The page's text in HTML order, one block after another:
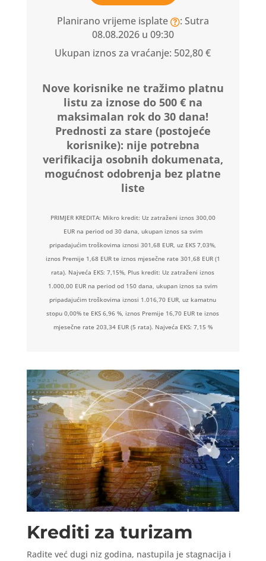
Planirano vrijeme isplate
: Sutra
08.08.2026 u 09:30
Ukupan iznos za vraćanje: 502,80 €
Nove korisnike ne tražimo platnu
listu za iznose do 500 € na
maksimalan rok do 30 dana!
Prednosti za stare (postojeće
korisnike): nije potrebna
verifikacija osobnih dokumenata,
mogućnost odobrenja bez platne
liste
PRIMJER KREDITA: Mikro kredit: Uz zatraženi iznos 300,00
EUR na period od 30 dana, ukupan iznos sa svim
pripadajućim troškovima iznosi 301,68 EUR, uz EKS 7,03%,
iznos Premije 1,68 EUR te iznos mjesečne rate 301,68 EUR (1
rata). Najveća EKS: 7,15%, Plus kredit: Uz zatraženi iznos
1.000,00 EUR na period od 150 dana, ukupan iznos sa svim
pripadajućim troškovima iznosi 1.016,70 EUR, uz kamatnu
stopu 0,00% te EKS 6,96 %, iznos Premije 16,70 EUR te iznos
mjesečne rate 203,34 EUR (5 rata). Najveća EKS: 7,15 %
Krediti za turizam
Radite već dugi niz godina, nastupila je stagnacija i